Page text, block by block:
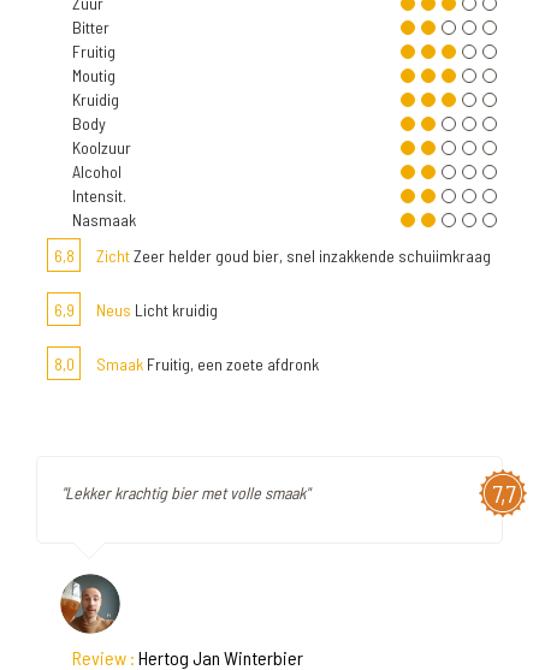
Bitter
Fruitig
Moutig
Kruidig
Body
Koolzuur
Alcohol
Intensit.
Nasmaak
6,8
ZichtZeer helder goud bier, snel inzakkende schuiimkraag
6,9 Neus Licht kruidig
8,0 Smaak Fruitig, een zoete afdronk
7,7
"Lekker krachtig bier met volle smaak"
Review : Hertog Jan Winterbier